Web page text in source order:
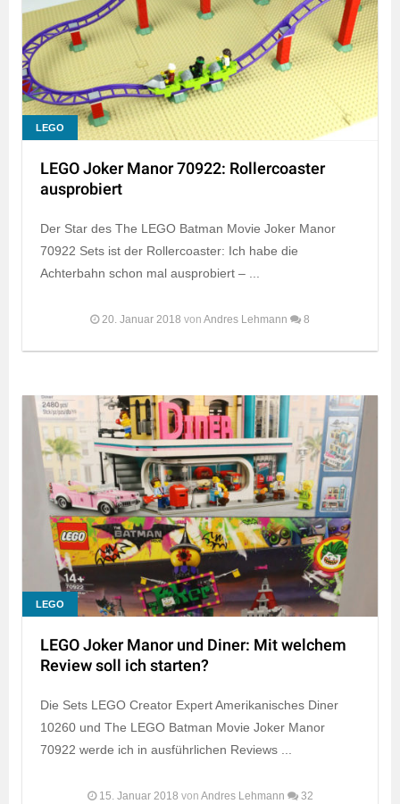
LEGO
LEGO Joker Manor 70922: Rollercoaster
ausprobiert
Der Star des The LEGO Batman Movie Joker Manor
70922 Sets ist der Rollercoaster: Ich habe die
Achterbahn schon mal ausprobiert – ...
20. Januar 2018 von Andres Lehmann 8
LEGO
LEGO Joker Manor und Diner: Mit welchem
Review soll ich starten?
Die Sets LEGO Creator Expert Amerikanisches Diner
10260 und The LEGO Batman Movie Joker Manor
70922 werde ich in ausführlichen Reviews ...
15. Januar 2018 von Andres Lehmann 32